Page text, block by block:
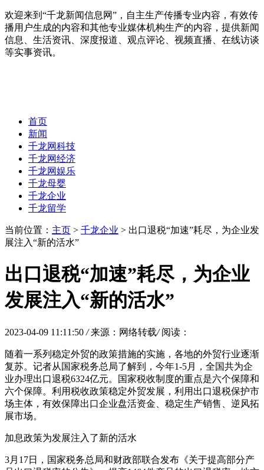
欢迎来到“千龙新闻信息网”，自主生产传播专业内容，有效传
播用户生成的内容和其他专业媒体机构生产的内容，提供新闻
信息、生活资讯、深度报道、观点评论、视频直播、在线访谈
等实事资讯。
首页
新闻
千龙网科技
千龙网经济
千龙网娱乐
千龙母婴
千龙企业
千龙留学
当前位置： 主页 > 千龙企业 > 出口退税“加速”耗尽，为企业发
展注入“新的活水”
出口退税“加速”耗尽，为企业
发展注入“新的活水”
2023-04-09 11:11:50 / 来源：网络转载/ 阅读：
随着一系列稳定外贸的政策措施的实施，各地的外贸行业逐渐
复苏。记者从国家税务总局了解到，今年1-5月，全国共为企
业办理出口退税6324亿元。国家税收制度的重点是六个保障和
六个保障。利用税收政策稳定外贸发展，利用出口退税保护市
场主体，有效保障出口企业盘活资金、稳定生产销售、逆风拓
展市场。
加息政策为发展注入了新的活水
3月17日，国家税务总局和财政部联合发布《关于提高部分产